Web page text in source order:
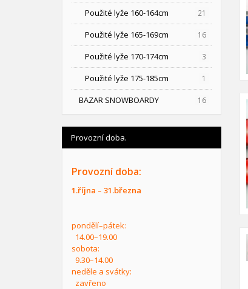
Použité lyže 160-164cm 21
Použité lyže 165-169cm 16
Použité lyže 170-174cm 3
Použité lyže 175-185cm 1
BAZAR SNOWBOARDY 16
Provozní doba.
Provozní doba:
1.října – 31.března
pondělí–pátek:
14.00–19.00
sobota:
9.30–14.00
neděle a svátky:
zavřeno